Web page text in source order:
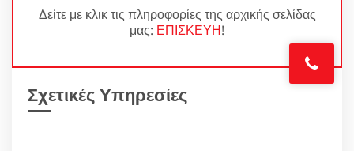
Δείτε με κλικ τις πληροφορίες της αρχικής σελίδας
μας: ΕΠΙΣΚΕΥΗ!
Σχετικές Υπηρεσίες